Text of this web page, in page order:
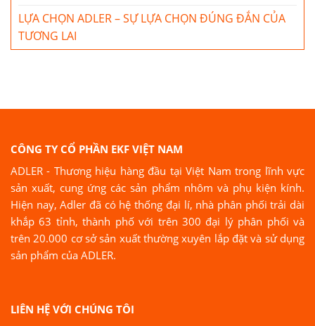
LỰA CHỌN ADLER – SỰ LỰA CHỌN ĐÚNG ĐẮN CỦA
TƯƠNG LAI
CÔNG TY CỔ PHẦN EKF VIỆT NAM
ADLER - Thương hiệu hàng đầu tại Việt Nam trong lĩnh vực
sản xuất, cung ứng các sản phẩm nhôm và phụ kiện kính.
Hiện nay, Adler đã có hệ thống đại lí, nhà phân phối trải dài
khắp 63 tỉnh, thành phố với trên 300 đại lý phân phối và
trên 20.000 cơ sở sản xuất thường xuyên lắp đặt và sử dụng
sản phẩm của ADLER.
LIÊN HỆ VỚI CHÚNG TÔI